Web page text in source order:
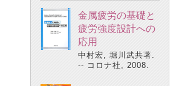
金属疲労の基礎と
疲労強度設計への
応用
中村宏, 堀川武共著.
-- コロナ社, 2008.